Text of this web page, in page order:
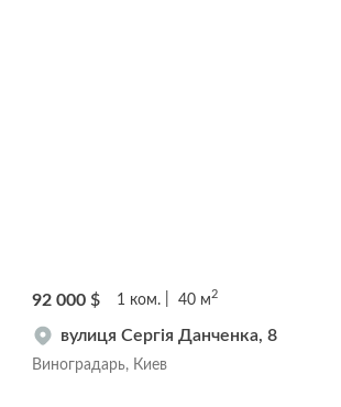
92 000 $ 1 ком. 40 м2
вулиця Сергія Данченка, 8
Виноградарь, Киев